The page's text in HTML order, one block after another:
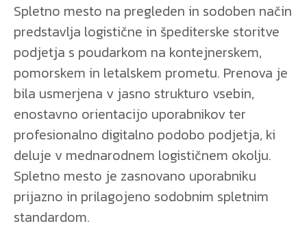
Spletno mesto na pregleden in sodoben način
predstavlja logistične in špediterske storitve
podjetja s poudarkom na kontejnerskem,
pomorskem in letalskem prometu. Prenova je
bila usmerjena v jasno strukturo vsebin,
enostavno orientacijo uporabnikov ter
profesionalno digitalno podobo podjetja, ki
deluje v mednarodnem logističnem okolju.
Spletno mesto je zasnovano uporabniku
prijazno in prilagojeno sodobnim spletnim
standardom.